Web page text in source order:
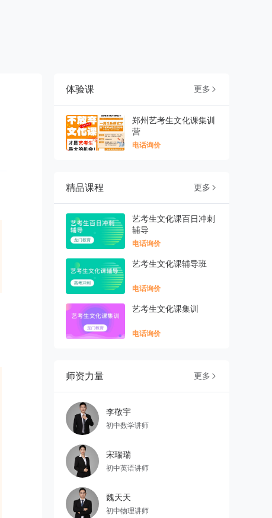
体验课 更多 
郑州艺考生文化课集训
营
电话询价
精品课程 更多 
艺考生文化课百日冲刺
辅导
电话询价
艺考生文化课辅导班
电话询价
艺考生文化课集训
电话询价
师资力量 更多 
李敬宇
初中数学讲师
宋瑞瑞
初中英语讲师
魏天天
初中物理讲师